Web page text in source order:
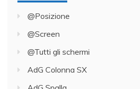
@Posizione
@Screen
@Tutti gli schermi
AdG Colonna SX